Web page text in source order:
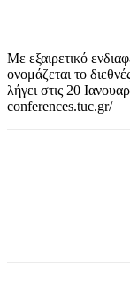
Με εξαιρετικό
ονομάζεται το
λήγει στις 20
conferences.tuc.gr/